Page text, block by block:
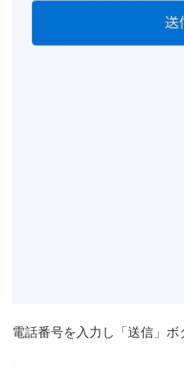
電話番号を入力し「送信」ボ